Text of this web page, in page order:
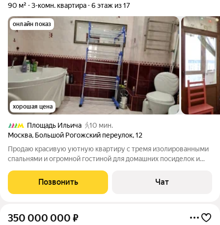
90 м² 3-комн. квартира 6 этаж из 17
онлайн показ
хорошая цена
Площадь Ильича
10 мин.
Москва, Большой Рогожский переулок,12
Продаю красивую уютную квартиру с тремя изолированными
спальнями и огромной гостиной для домашних посиделок и
мебелью в стиле "Арт" со встроенной бытовой техникой
остается новым хозяевам. 2 лоджии с
Позвонить Чат
350 000 000 ₽